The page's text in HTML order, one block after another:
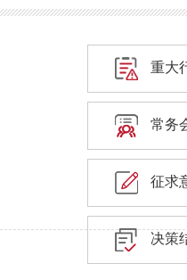
重大
常务
征求
决策